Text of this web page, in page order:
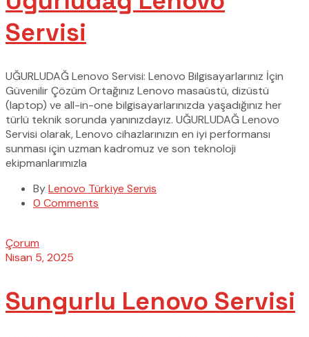
Servisi
UĞURLUDAĞ Lenovo Servisi: Lenovo Bilgisayarlarınız İçin
Güvenilir Çözüm Ortağınız Lenovo masaüstü, dizüstü
(laptop) ve all-in-one bilgisayarlarınızda yaşadığınız her
türlü teknik sorunda yanınızdayız. UĞURLUDAĞ Lenovo
Servisi olarak, Lenovo cihazlarınızın en iyi performansı
sunması için uzman kadromuz ve son teknoloji
ekipmanlarımızla
ByLenovo Türkiye Servis
0 Comments
Çorum
Nisan 5, 2025
Sungurlu Lenovo Servisi